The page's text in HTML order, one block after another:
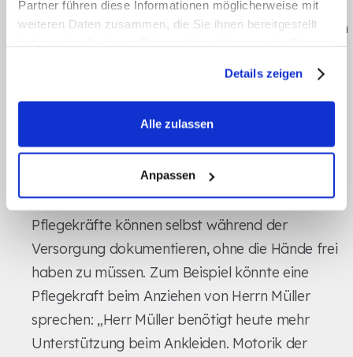
Partner führen diese Informationen möglicherweise mit
weiteren Daten zusammen, die Sie ihnen bereitgestellt
Details zeigen
Alle zulassen
Anpassen
Das System verarbeitet nicht nur die gemessenen
der Pflegekraft. Vitalwerte landen
in den entsprechenden Feldern, Beobachtungen
zum Zustand der Bewohnerin werden
dokumentiert, und der Hinweis auf die
Arztinformation wird als Maßnahme vermerkt.
Ein weiterer Vorteil ist dieFlexibilität.
Pflegekräfte können selbst während der
Versorgung dokumentieren, ohne die Hände frei
haben zu müssen. Zum Beispiel könnte eine
Pflegekraft beim Anziehen von Herrn Müller
sprechen: „Herr Müller benötigt heute mehr
Unterstützung beim Ankleiden. Motorik der